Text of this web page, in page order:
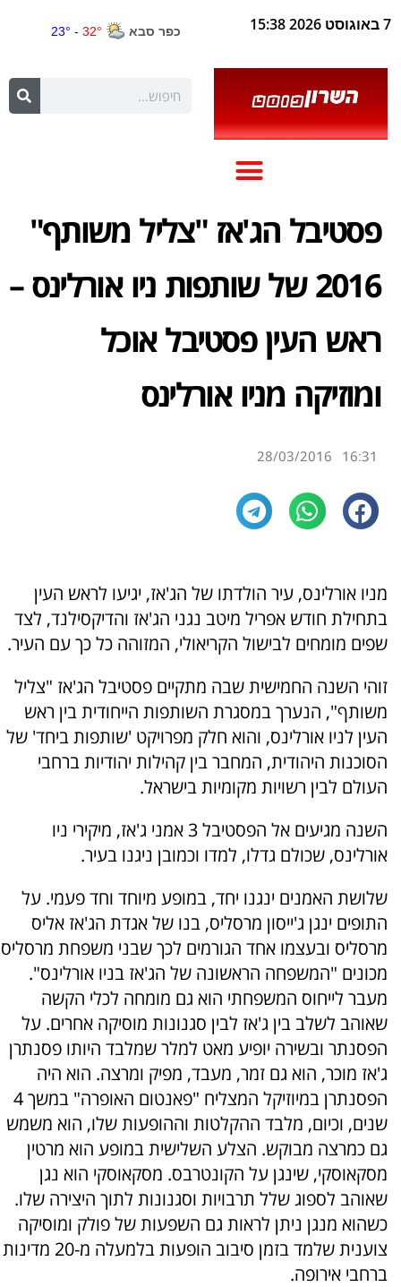
7 באוגוסט 2026 15:38
פסטיבל הג'אז "צליל משותף"
2016 של שותפות ניו אורלינס –
ראש העין פסטיבל אוכל
ומוזיקה מניו אורלינס
16:31
28/03/2016
מניו אורלינס, עיר הולדתו של הג'אז, יגיעו לראש העין
בתחילת חודש אפריל מיטב נגני הג'אז והדיקסילנד, לצד
שפים מומחים לבישול הקריאולי, המזוהה כל כך עם העיר.
זוהי השנה החמישית שבה מתקיים פסטיבל הג'אז "צליל
משותף", הנערך במסגרת השותפות הייחודית בין ראש
העין לניו אורלינס, והוא חלק מפרויקט 'שותפות ביחד' של
הסוכנות היהודית, המחבר בין קהילות יהודיות ברחבי
העולם לבין רשויות מקומיות בישראל.
השנה מגיעים אל הפסטיבל 3 אמני ג'אז, מיקירי ניו
אורלינס, שכולם גדלו, למדו וכמובן ניגנו בעיר.
שלושת האמנים ינגנו יחד, במופע מיוחד וחד פעמי. על
התופים ינגן ג'ייסון מרסליס, בנו של אגדת הג'אז אליס
מרסליס ובעצמו אחד הגורמים לכך שבני משפחת מרסליס
מכונים "המשפחה הראשונה של הג'אז בניו אורלינס".
מעבר לייחוס המשפחתי הוא גם מומחה לכלי הקשה
שאוהב לשלב בין ג'אז לבין סגנונות מוסיקה אחרים. על
הפסנתר ובשירה יופיע מאט למלר שמלבד היותו פסנתרן
ג'אז מוכר, הוא גם זמר, מעבד, מפיק ומרצה. הוא היה
הפסנתרן במיוזיקל המצליח "פאנטום האופרה" במשך 4
שנים, וכיום, מלבד ההקלטות וההופעות שלו, הוא משמש
גם כמרצה מבוקש. הצלע השלישית במופע הוא מרטין
מסקאוסקי, שינגן על הקונטרבס. מסקאוסקי הוא נגן
שאוהב לספוג שלל תרבויות וסגנונות לתוך היצירה שלו.
כשהוא מנגן ניתן לראות גם השפעות של פולק ומוסיקה
צוענית שלמד בזמן סיבוב הופעות בלמעלה מ-20 מדינות
ברחבי אירופה.